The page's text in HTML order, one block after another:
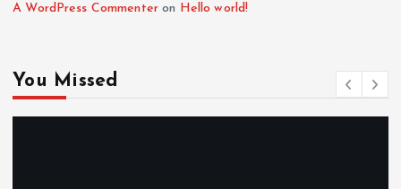
A WordPress Commenter on Hello world!
You Missed